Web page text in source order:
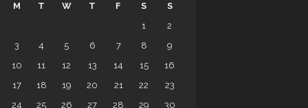
M
T W T F S
S
1
2
3
4 5 6 7 8
9
10
11 12 13 14 15
16
17
18 19 20 21 22
23
24
25 26 27 28 29
30